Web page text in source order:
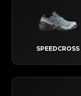
SPEEDCROSS